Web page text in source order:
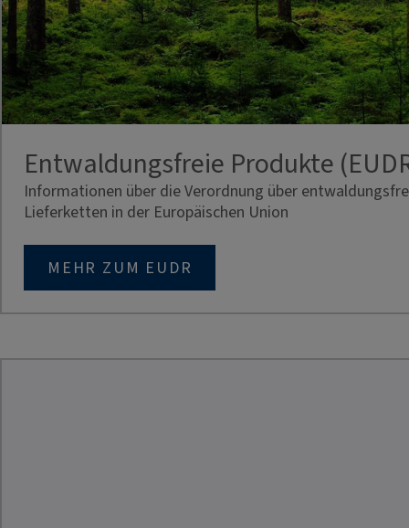
Entwaldungsfreie Produkte
Informationen über die Verordnung über
Lieferketten in der Europäischen Union
MEHR ZUM EUDR